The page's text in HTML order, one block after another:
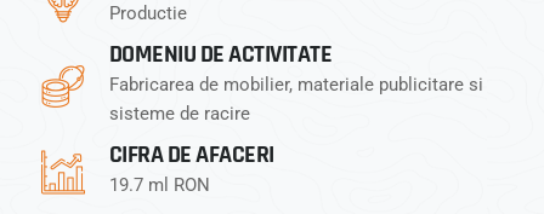
Productie
DOMENIU DE ACTIVITATE
Fabricarea de mobilier, materiale publicitare si
sisteme de racire
CIFRA DE AFACERI
19.7 ml RON